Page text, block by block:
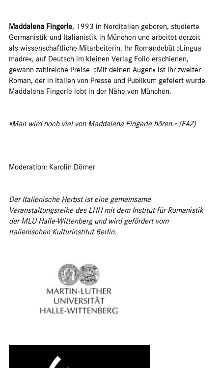
Maddalena Fingerle, 1993 in Norditalien geboren, studierte
Germanistik und Italianistik in München und arbeitet derzeit
als wissenschaftliche Mitarbeiterin. Ihr Romandebüt »Lingua
madre«, auf Deutsch im kleinen Verlag Folio erschienen,
gewann zahlreiche Preise. »Mit deinen Augen« ist ihr zweiter
Roman, der in Italien von Presse und Publikum gefeiert wurde.
Maddalena Fingerle lebt in der Nähe von München.
»Man wird noch viel von Maddalena Fingerle hören.« (FAZ)
Moderation: Karolin Dörner
Der Italienische Herbst ist eine gemeinsame
Veranstaltungsreihe des LHH mit dem Institut für Romanistik
der MLU Halle-Wittenberg und wird gefördert vom
Italienischen Kulturinstitut Berlin.